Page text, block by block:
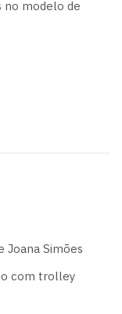
no modelo de
Joana Simões
com trolley